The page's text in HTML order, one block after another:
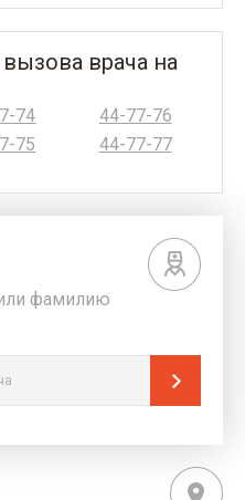
врача на
74
75
44-77-76
44-77-77
фамилию